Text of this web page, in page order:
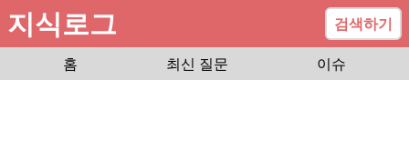
지식로그
검색하기
홈
최신 질문 이슈